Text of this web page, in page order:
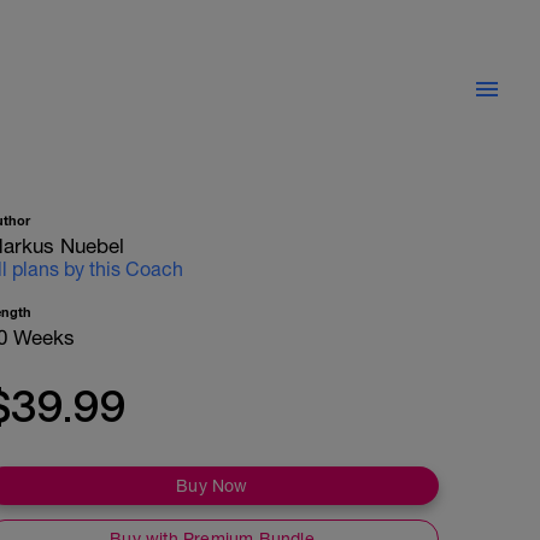
Nuebel
plans by this Coach
Weeks
Buy Now